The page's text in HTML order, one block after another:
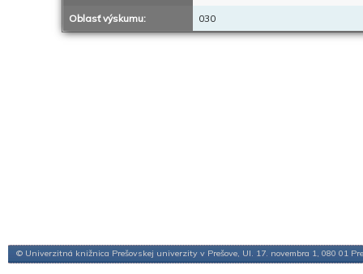
Oblasť výskumu: 030
© Univerzitná knižnica Prešovskej univerzity v Prešove, Ul. 17. novembra 1, 080 01